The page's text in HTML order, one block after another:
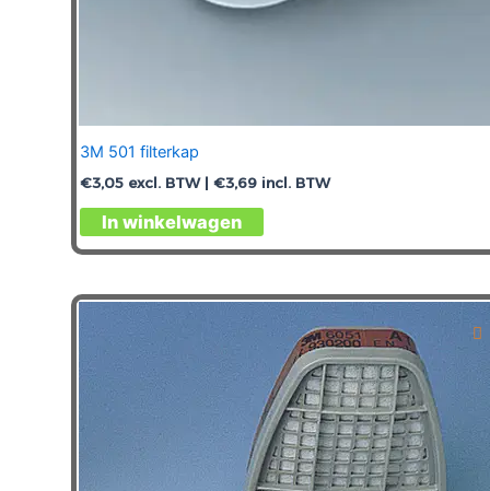
3M 501 filterkap
€3,05 excl. BTW | €3,69 incl. BTW
In winkelwagen